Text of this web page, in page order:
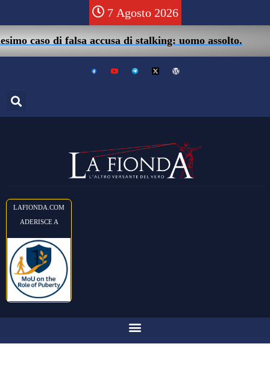
7 Agosto 2026
caso di falsa accusa di stalking: uomo assolto.
LAFIONDA.COM
ADERISCE A